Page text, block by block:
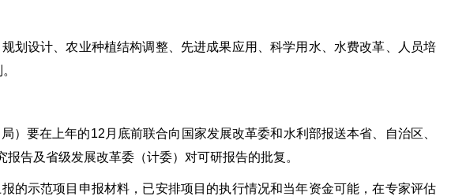
划设计、农业种植结构调整、先进成果应用、科学用水、水费改革、人员培
）要在上年的12月底前联合向国家发展改革委和水利部报送本省、自治区、
告及省级发展改革委（计委）对可研报告的批复。
的示范项目申报材料，已安排项目的执行情况和当年资金可能，在专家评估